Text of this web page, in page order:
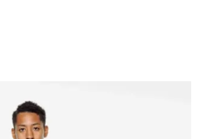
#MONTHLY JOURNAL
#フイナムのYouTube